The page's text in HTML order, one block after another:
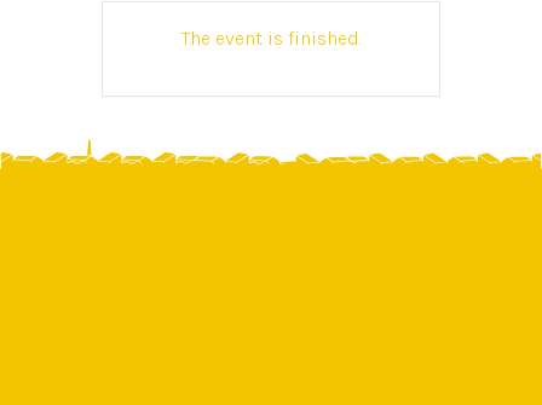
The event is finished.